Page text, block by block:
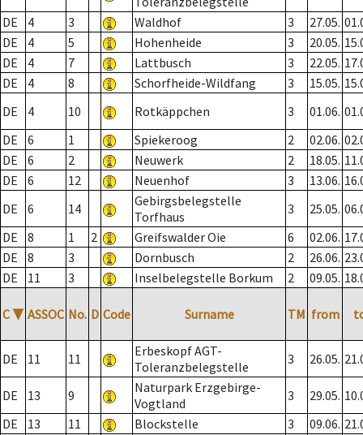
DE
4 3 Waldhof 3 27.05.
DE
4 5 Hohenheide 3 20.05.
DE
4 7 Lattbusch 3 22.05.
DE
4 8 Schorfheide-Wildfang 3 15.05.
DE
4 10 Rotkäppchen 3 01.06.
DE
6 1 Spiekeroog 2 02.06.
DE
6 2 Neuwerk 2 18.05.
DE
6 12 Neuenhof 3 13.06.
DE
6 14
Gebirgsbelegstelle
Torfhaus
3 25.05.
DE
8 1 2 Greifswalder Oie 6 02.06.
DE
8 3 Dornbusch 2 26.06.
DE
11 3 Inselbelegstelle Borkum 2 09.05.
C ▼ ASSOC No. D Code Surname TM from
DE 11 11
Erbeskopf AGT-
Toleranzbelegstelle
3 26.05.
DE 13 9
Naturpark Erzgebirge-
Vogtland
3 29.05.
DE
13 11 Blockstelle 3 09.06.